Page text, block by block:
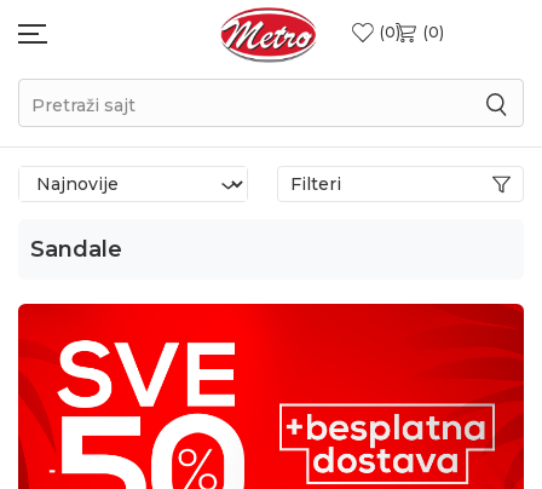
0 0
Pretraži sajt
Sandale
Filteri